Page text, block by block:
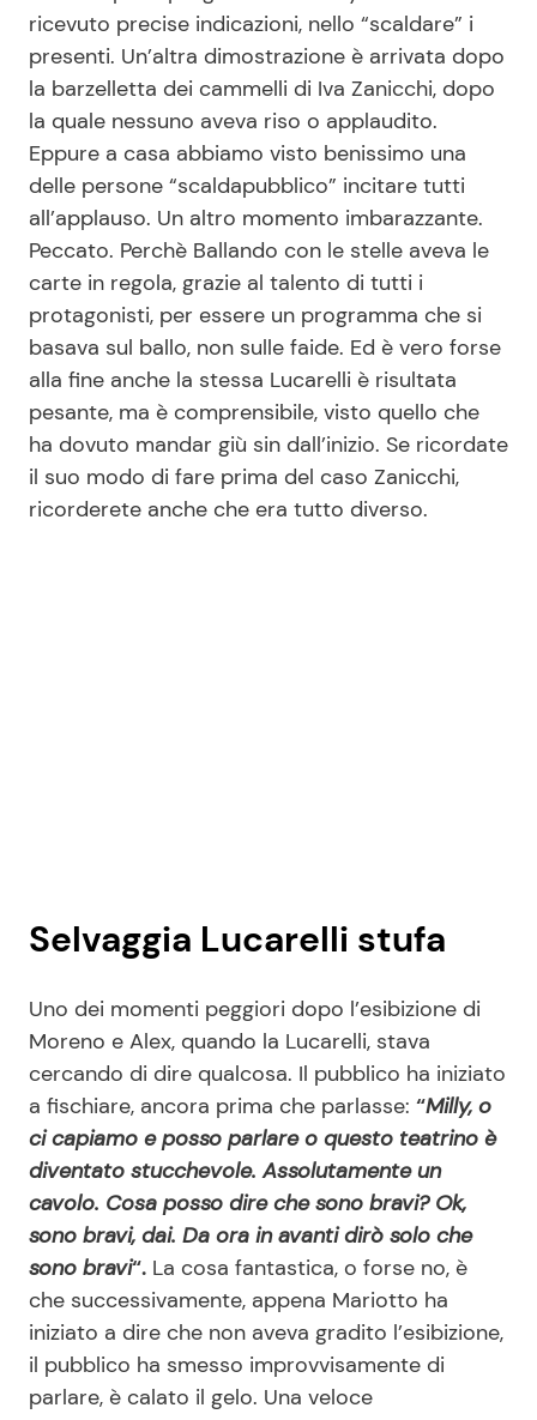
Info
Chi siamo
Disclaimer e Privacy
Redazione
Contattaci
Pubblicità
Privacy Policy
ricevuto precise indicazioni, nello “scaldare” i
presenti. Un’altra dimostrazione è arrivata dopo
la barzelletta dei cammelli di Iva Zanicchi, dopo
la quale nessuno aveva riso o applaudito.
Eppure a casa abbiamo visto benissimo una
delle persone “scaldapubblico” incitare tutti
all’applauso. Un altro momento imbarazzante.
Peccato. Perchè Ballando con le stelle aveva le
carte in regola, grazie al talento di tutti i
protagonisti, per essere un programma che si
basava sul ballo, non sulle faide. Ed è vero forse
alla fine anche la stessa Lucarelli è risultata
pesante, ma è comprensibile, visto quello che
ha dovuto mandar giù sin dall’inizio. Se ricordate
il suo modo di fare prima del caso Zanicchi,
ricorderete anche che era tutto diverso.
Selvaggia Lucarelli stufa
Uno dei momenti peggiori dopo l’esibizione di
Moreno e Alex, quando la Lucarelli, stava
cercando di dire qualcosa. Il pubblico ha iniziato
a fischiare, ancora prima che parlasse: “Milly, o
ci capiamo e posso parlare o questo teatrino è
diventato stucchevole. Assolutamente un
cavolo. Cosa posso dire che sono bravi? Ok,
sono bravi, dai. Da ora in avanti dirò solo che
sono bravi“. La cosa fantastica, o forse no, è
che successivamente, appena Mariotto ha
iniziato a dire che non aveva gradito l’esibizione,
il pubblico ha smesso improvvisamente di
parlare, è calato il gelo. Una veloce